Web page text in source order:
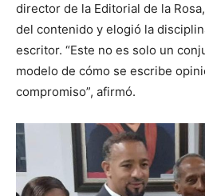
director de la Editorial de la
del contenido y elogió la
escritor. “Este no es solo un
modelo de cómo se escribe
compromiso”, afirmó.